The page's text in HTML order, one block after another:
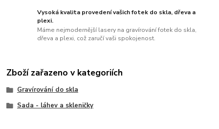
Vysoká kvalita provedení vašich fotek do skla, dřeva a
plexi.
Máme nejmodernější lasery na gravírování fotek do skla,
dřeva a plexi, což zaručí vaši spokojenost.
Zboží zařazeno v kategoriích
Gravírování do skla
Sada - láhev a skleničky